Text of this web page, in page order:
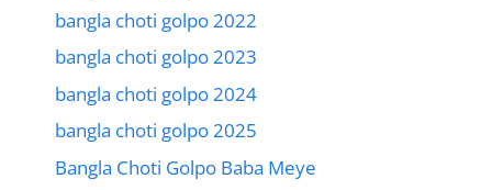
bangla choti golpo 2022
bangla choti golpo 2023
bangla choti golpo 2024
bangla choti golpo 2025
Bangla Choti Golpo Baba Meye